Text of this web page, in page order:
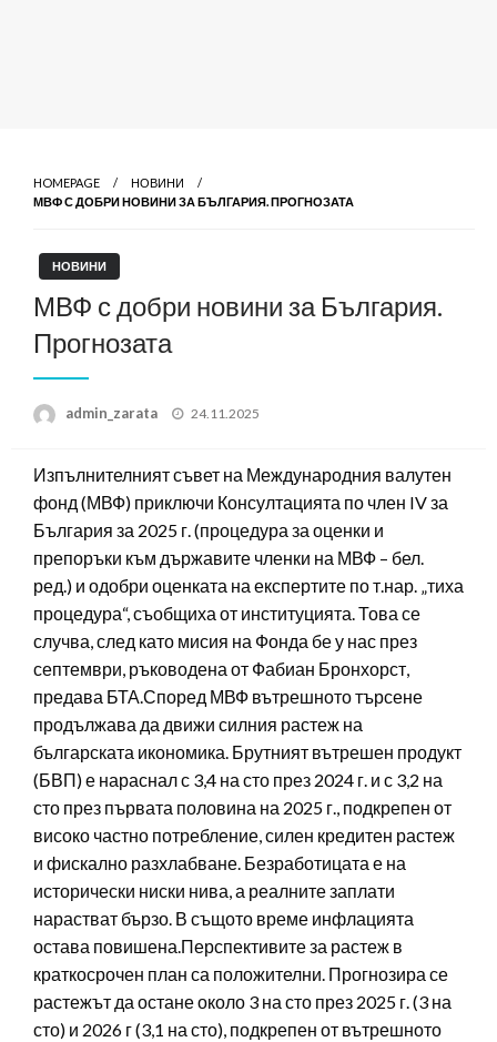
HOMEPAGE
НОВИНИ
МВФ С ДОБРИ НОВИНИ ЗА БЪЛГАРИЯ. ПРОГНОЗАТА
НОВИНИ
МВФ с добри новини за България.
Прогнозата
admin_zarata
Posted
24.11.2025
Изпълнителният съвет на Международния валутен
фонд (МВФ) приключи Консултацията по член IV за
България за 2025 г. (процедура за оценки и
препоръки към държавите членки на МВФ – бел.
ред.) и одобри оценката на експертите по т.нар. „тиха
процедура“, съобщиха от институцията. Това се
случва, след като мисия на Фонда бе у нас през
септември, ръководена от Фабиан Бронхорст,
предава БТА.Според МВФ вътрешното търсене
продължава да движи силния растеж на
българската икономика. Брутният вътрешен продукт
(БВП) е нараснал с 3,4 на сто през 2024 г. и с 3,2 на
сто през първата половина на 2025 г., подкрепен от
високо частно потребление, силен кредитен растеж
и фискално разхлабване. Безработицата е на
исторически ниски нива, а реалните заплати
нарастват бързо. В същото време инфлацията
остава повишена.Перспективите за растеж в
краткосрочен план са положителни. Прогнозира се
растежът да остане около 3 на сто през 2025 г. (3 на
сто) и 2026 г (3,1 на сто), подкрепен от вътрешното